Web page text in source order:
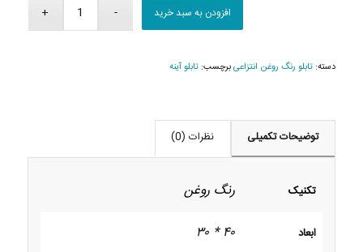
افزودن به سبد خرید
دسته: تابلو رنگ روغن انتزاعیبرچسب: تابلو آینه
توضیحات تکمیلی نظرات (0)
تکنیک رنگ روغن
ابعاد ۴۰ * ۳۰